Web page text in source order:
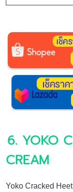
6. YOKO
CREAM
Yoko Cracked